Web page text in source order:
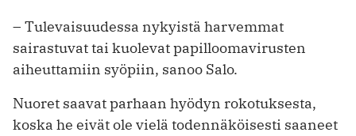
– Tulevaisuudessa nykyistä harvemmat
sairastuvat tai kuolevat papilloomavirusten
aiheuttamiin syöpiin, sanoo Salo.
Nuoret saavat parhaan hyödyn rokotuksesta,
koska he eivät ole vielä todennäköisesti saaneet